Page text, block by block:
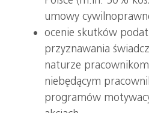
umowy
ocenie skutków
przyznawania
naturze
niebędącym
programów